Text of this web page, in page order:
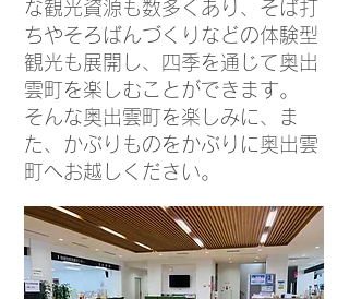
な観光資源も数多くあり、そば打
ちやそろばんづくりなどの体験型
観光も展開し、四季を通じて奥出
雲町を楽しむことができます。
そんな奥出雲町を楽しみに、ま
た、かぶりものをかぶりに奥出雲
町へお越しください。